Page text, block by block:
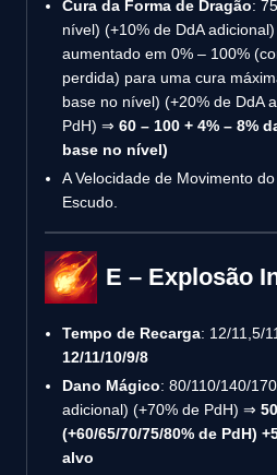
Cura da Forma de Dragão:
nível) (+10% de DdA adicional)
aumentado em 0% – 100%
perdida) para uma cura
base no nível) (+20% de DdA
PdH) ⇒ 60 – 100 + 4% – 8%
base no nível)
A Velocidade de Movimento
Escudo.
E – Explosão
Tempo de Recarga: 12/11,5/
12/11/10/9/8
Dano Mágico: 80/110/140/
adicional) (+70% de PdH) ⇒
(+60/65/70/75/80% de PdH)
alvo